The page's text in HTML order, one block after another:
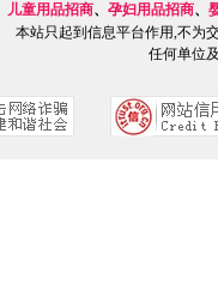
儿童用品招商、 孕妇用品招商、
本站只起到信息平台作用,不为
任何单位